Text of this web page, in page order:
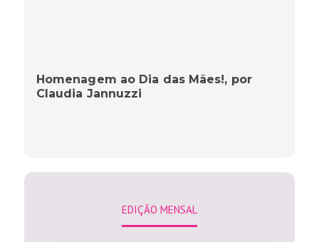
Homenagem ao Dia das Mães!, por
Claudia Jannuzzi
EDIÇÃO MENSAL